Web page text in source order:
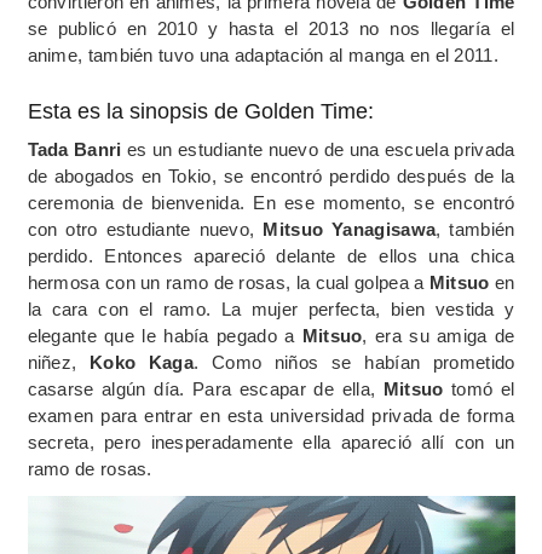
se publicó en 2010 y hasta el 2013 no nos llegaría el
anime, también tuvo una adaptación al manga en el 2011.
Esta es la sinopsis de Golden Time:
Tada Banri es un estudiante nuevo de una escuela privada
de abogados en Tokio, se encontró perdido después de la
ceremonia de bienvenida. En ese momento, se encontró
con otro estudiante nuevo, Mitsuo Yanagisawa, también
perdido. Entonces apareció delante de ellos una chica
hermosa con un ramo de rosas, la cual golpea a Mitsuo en
la cara con el ramo. La mujer perfecta, bien vestida y
elegante que le había pegado a Mitsuo, era su amiga de
niñez, Koko Kaga. Como niños se habían prometido
casarse algún día. Para escapar de ella, Mitsuo tomó el
examen para entrar en esta universidad privada de forma
secreta, pero inesperadamente ella apareció allí con un
ramo de rosas.